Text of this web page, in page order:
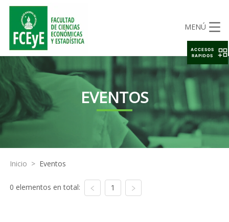
MENÚ
EVENTOS
Inicio > Eventos
0 elementos en total: 1
ACCESOS
RAPIDOS